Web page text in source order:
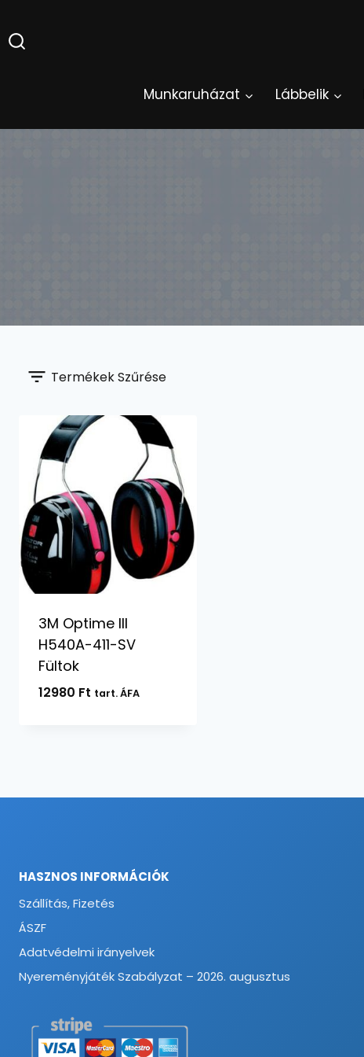
to
content
Munkaruházat Lábbelik
Termékek Szűrése
3M Optime III
H540A-411-SV
Fültok
12980 Ft tart. ÁFA
HASZNOS INFORMÁCIÓK
Szállítás, Fizetés
ÁSZF
Adatvédelmi irányelvek
Nyereményjáték Szabályzat – 2026. augusztus